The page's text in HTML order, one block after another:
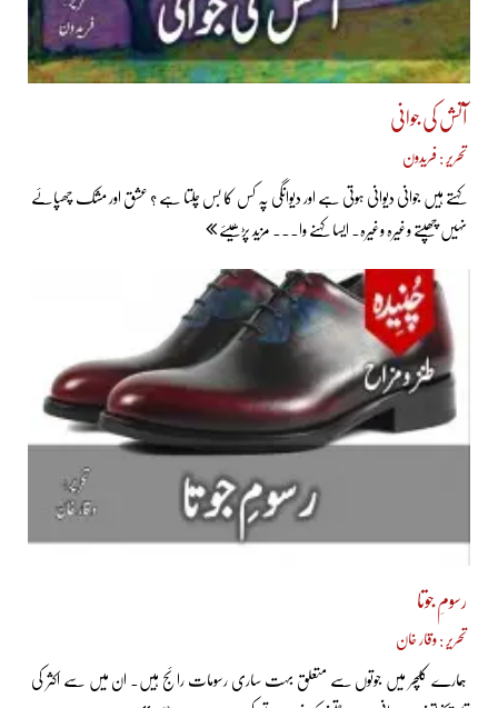
آتش کی جوانی
تحریر : فریدون
کہتے ہیں جوانی دیوانی ہوتی ہے اور دیوانگی پہ کس کا بس چلتا ہے ؟ عشق اور مشک چھپائے
نہیں چھپتے وغیرہ وغیرہ۔ ایسا کہنے وا... مزید پڑھیئے
رسومِ جوتا
تحریر : وقار خان
ہمارے کلچر میں جوتوں سے متعلق بہت ساری رسومات رائج ہیں۔ ان میں سے اکثر کی